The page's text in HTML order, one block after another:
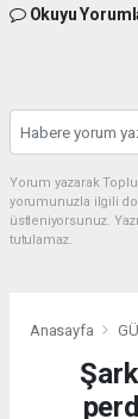
Okuyu
Yorum yazarak
yorumunuzla ilgili
üstleniyorsunuz.
tutulamaz.
Anasayfa